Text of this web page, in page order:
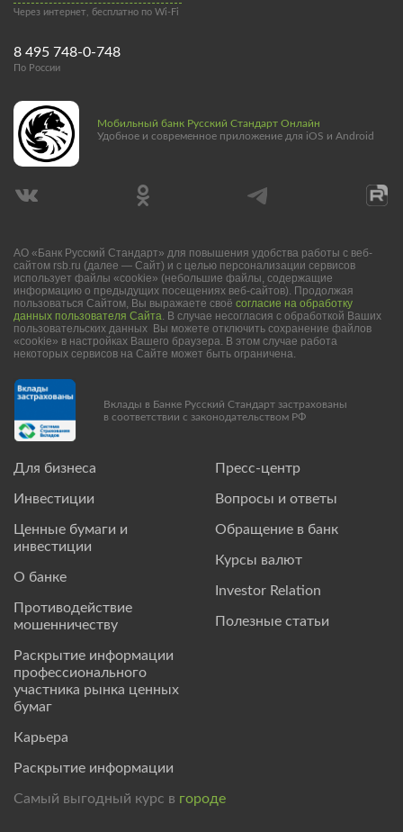
Через интернет, бесплатно по Wi-Fi
8 495 748-0-748
По России
Для бизнеса
Инвестиции
Ценные бумаги и
инвестиции
О банке
Противодействие
мошенничеству
Раскрытие информации
профессионального
участника рынка ценных
бумаг
Карьера
Раскрытие информации
Пресс-центр
Вопросы и ответы
Обращение в банк
Курсы валют
Investor Relation
Полезные статьи
Мобильный банк Русский Стандарт Онлайн
Удобное и современное приложение для iOS и Android
АО «Банк Русский Стандарт» для повышения удобства работы с веб-
сайтом rsb.ru (далее — Сайт) и с целью персонализации сервисов
использует файлы «cookie» (небольшие файлы, содержащие
информацию о предыдущих посещениях веб-сайтов). Продолжая
пользоваться Сайтом, Вы выражаете своё согласие на обработку
данных пользователя Сайта. В случае несогласия с обработкой Ваших
пользовательских данных Вы можете отключить сохранение файлов
«cookie» в настройках Вашего браузера. В этом случае работа
некоторых сервисов на Сайте может быть ограничена.
Вклады в Банке Русский Стандарт застрахованы
в соответствии с законодательством РФ
Самый выгодный курс в городе